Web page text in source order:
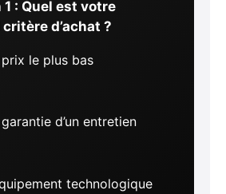
: Quel est votre
d’achat ?
prix le plus bas
d’un entretien
technologique